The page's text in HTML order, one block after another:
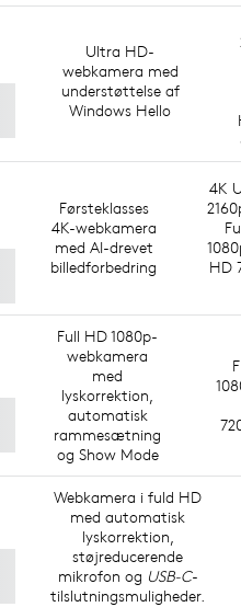
Ultra HD-
webkamera med
understøttelse af
Windows Hello
Førsteklasses
4K-webkamera
med AI-drevet
billedforbedring
4K
HD
Full HD 1080p-
webkamera
med
lyskorrektion,
automatisk
rammesætning
og Show Mode
Webkamera i fuld HD
med automatisk
lyskorrektion,
støjreducerende
mikrofon og USB-C-
tilslutningsmuligheder.